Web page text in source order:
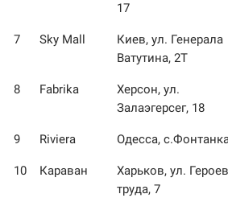
17
7 Sky Mall
Киев, ул. Генерала
Ватутина, 2Т
8 Fabrika
Херсон, ул.
Залаэгерсег, 18
9 Riviera Одесса,
10 Караван
Харьков, ул. Героев
труда, 7